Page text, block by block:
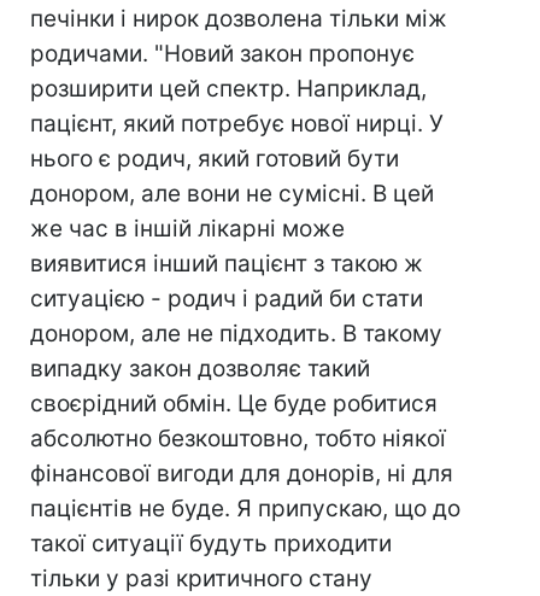
печінки і нирок дозволена тільки між
родичами. "Новий закон пропонує
розширити цей спектр. Наприклад,
пацієнт, який потребує нової нирці. У
нього є родич, який готовий бути
донором, але вони не сумісні. В цей
же час в іншій лікарні може
виявитися інший пацієнт з такою ж
ситуацією - родич і радий би стати
донором, але не підходить. В такому
випадку закон дозволяє такий
своєрідний обмін. Це буде робитися
абсолютно безкоштовно, тобто ніякої
фінансової вигоди для донорів, ні для
пацієнтів не буде. Я припускаю, що до
такої ситуації будуть приходити
тільки у разі критичного стану